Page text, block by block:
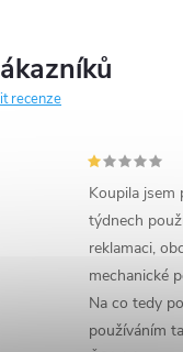
recenze
Koupila jsem
týdnech
reklamaci,
mechanické
Na co tedy
používáním